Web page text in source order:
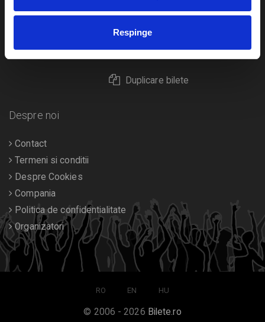
Respinge
Returnare bilete
Duplicare bilete
Cultura
Calendar
Despre noi
Contact
Termeni si conditii
Despre Cookies
Compania
Politica de confidentialitate
Organizatori
RO EN HU
© 2006 - 2026 Bilete.ro